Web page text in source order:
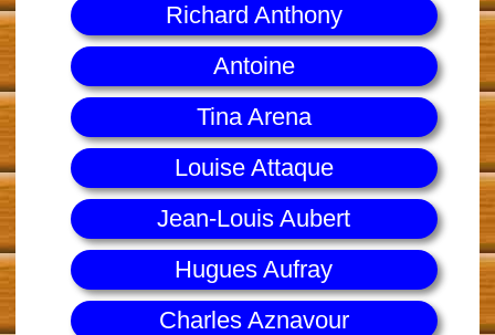
Richard Anthony
Antoine
Tina Arena
Louise Attaque
Jean-Louis Aubert
Hugues Aufray
Charles Aznavour